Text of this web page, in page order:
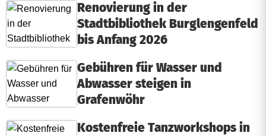
Renovierung in der
Stadtbibliothek Burglengenfeld
bis Anfang 2026
Gebühren für Wasser und
Abwasser steigen in
Grafenwöhr
Kostenfreie Tanzworkshops in